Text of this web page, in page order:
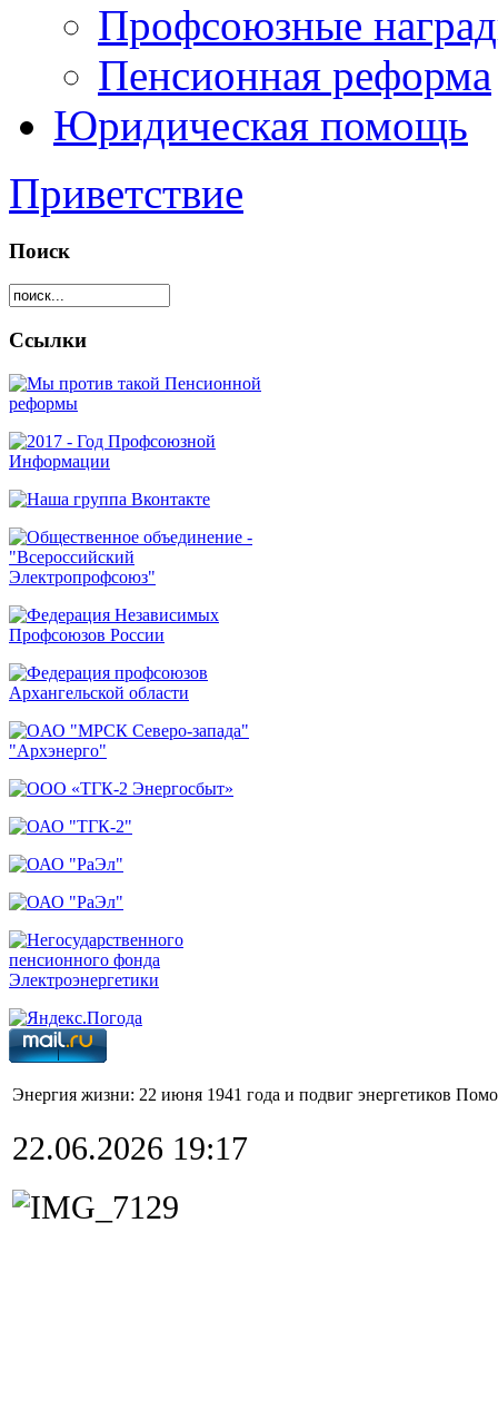
Профсоюзные
Пенсионная реформа
Юридическая помощь
Приветствие
Поиск
Ссылки
Энергия жизни: 22 июня 1941 года и подвиг энергетиков
22.06.2026 19:17